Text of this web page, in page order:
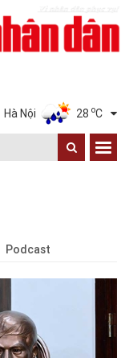
Hà Nội 28 oC
Podcast